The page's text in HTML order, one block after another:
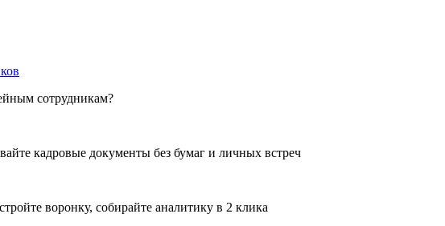
сотрудникам?
кадровые документы без бумаг и личных встреч
воронку, собирайте аналитику в 2 клика